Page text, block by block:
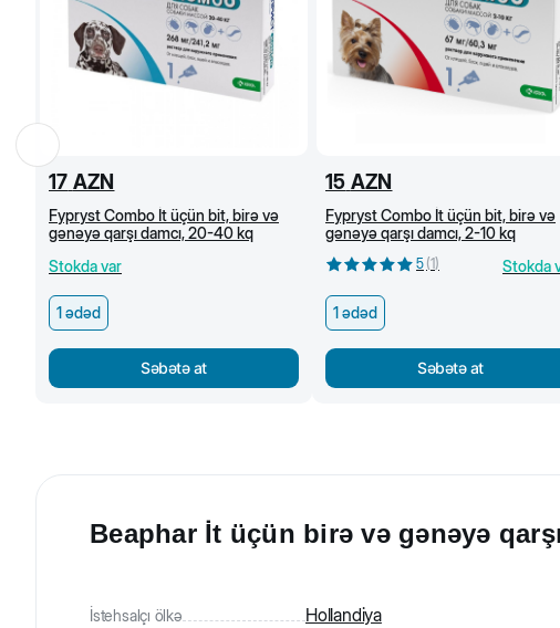
17 AZN
Fypryst Combo İt üçün bit, birə və
gənəyə qarşı damcı, 20-40 kq
Stokda var
1 ədəd
Səbətə at
15 AZN
Fypryst Combo İt üçün bit, birə və
gənəyə qarşı damcı, 2-10 kq
5 (1) Stokda
1 ədəd
Səbətə at
Beaphar İt üçün birə və gənəyə
İstehsalçı ölkə Hollandiya